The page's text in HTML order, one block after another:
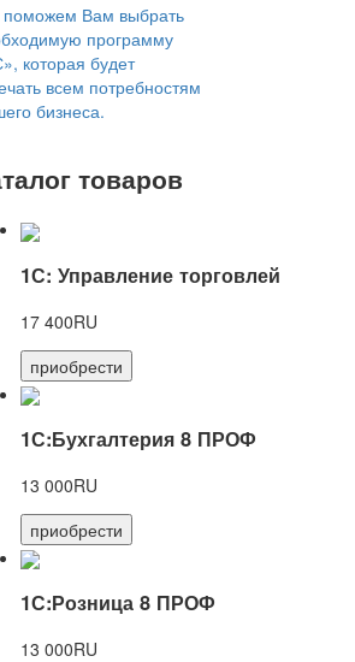
Вам выбрать
программу
которая будет
всем потребностям
бизнеса.
товаров
1С: Управление торговлей
17 400RU
приобрести
1С:Бухгалтерия 8 ПРОФ
13 000RU
приобрести
1С:Розница 8 ПРОФ
13 000RU